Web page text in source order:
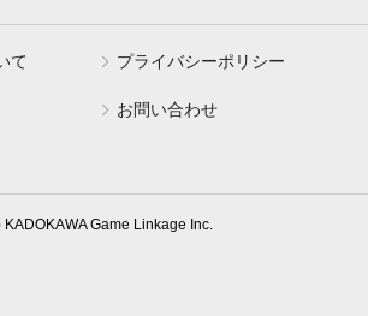
て プライバシーポリシー
お問い合わせ
KADOKAWA Game Linkage Inc.